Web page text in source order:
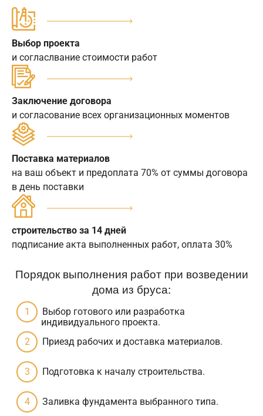
Выбор проекта
и согласлвание стоимости работ
Заключение договора
и согласование всех организационных моментов
Поставка материалов
на ваш объект и предоплата 70% от суммы договора
в день поставки
строительство за 14 дней
подписание акта выполненных работ, оплата 30%
Порядок выполнения работ при возведении
дома из бруса:
Выбор готового или разработка
индивидуального проекта.
Приезд рабочих и доставка материалов.
Подготовка к началу строительства.
Заливка фундамента выбранного типа.